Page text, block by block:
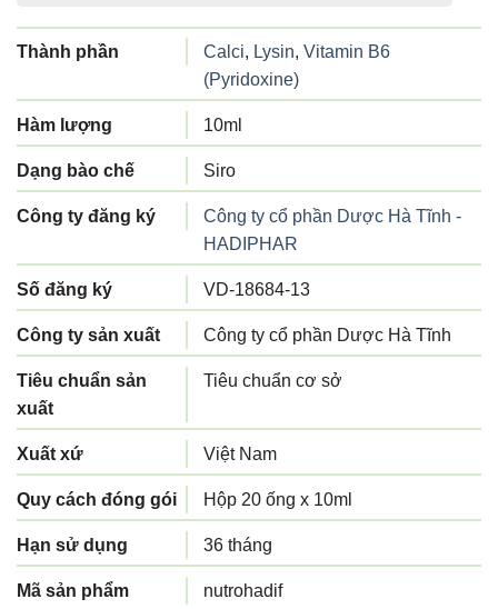
là:
210.000
tại
là:
180.000
Thành phần Calci, Lysin, Vitamin B6
(Pyridoxine)
Hàm lượng 10ml
Dạng bào chế Siro
Công ty đăng ký
Công ty cổ phần Dược Hà Tĩnh -
HADIPHAR
Số đăng ký VD-18684-13
Công ty sản xuất Công ty cổ phần Dược Hà Tĩnh
Tiêu chuẩn sản
xuất
Tiêu chuẩn cơ sở
Xuất xứ Việt Nam
Quy cách đóng gói Hộp 20 ống x 10ml
Hạn sử dụng 36 tháng
Mã sản phẩm nutrohadif